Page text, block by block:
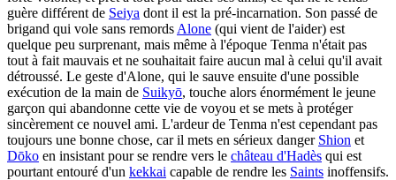
guère différent de Seiya dont il est la pré-incarnation. Son passé de
brigand qui vole sans remords Alone (qui vient de l'aider) est
quelque peu surprenant, mais même à l'époque Tenma n'était pas
tout à fait mauvais et ne souhaitait faire aucun mal à celui qu'il avait
détroussé. Le geste d'Alone, qui le sauve ensuite d'une possible
exécution de la main de Suikyō, touche alors énormément le jeune
garçon qui abandonne cette vie de voyou et se mets à protéger
sincèrement ce nouvel ami. L'ardeur de Tenma n'est cependant pas
toujours une bonne chose, car il mets en sérieux danger Shion et
Dōko en insistant pour se rendre vers le château d'Hadès qui est
pourtant entouré d'un kekkai capable de rendre les Saints inoffensifs.